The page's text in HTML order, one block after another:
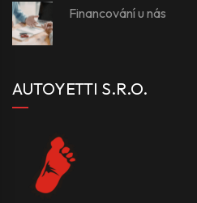
Financování u nás
AUTOYETTI S.R.O.